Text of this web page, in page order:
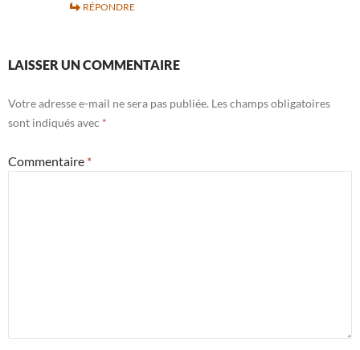
RÉPONDRE
LAISSER UN COMMENTAIRE
Votre adresse e-mail ne sera pas publiée. Les champs obligatoires
sont indiqués avec *
Commentaire *